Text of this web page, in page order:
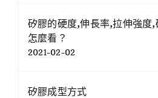
矽膠的硬度,伸長率,拉伸強度
怎麼看？
2021-02-02
矽膠成型方式